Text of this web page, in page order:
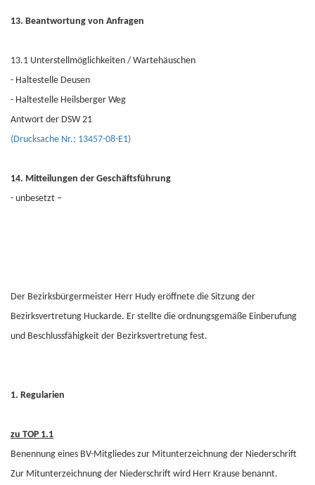
13. Beantwortung von Anfragen
13.1 Unterstellmöglichkeiten / Wartehäuschen
- Haltestelle Deusen
- Haltestelle Heilsberger Weg
Antwort der DSW 21
(Drucksache Nr.: 13457-08-E1)
14. Mitteilungen der Geschäftsführung
- unbesetzt –
Der Bezirksbürgermeister Herr Hudy eröffnete die Sitzung der
Bezirksvertretung Huckarde. Er stellte die ordnungsgemäße Einberufung
und Beschlussfähigkeit der Bezirksvertretung fest.
1. Regularien
zu TOP 1.1
Benennung eines BV-Mitgliedes zur Mitunterzeichnung der Niederschrift
Zur Mitunterzeichnung der Niederschrift wird Herr Krause benannt.